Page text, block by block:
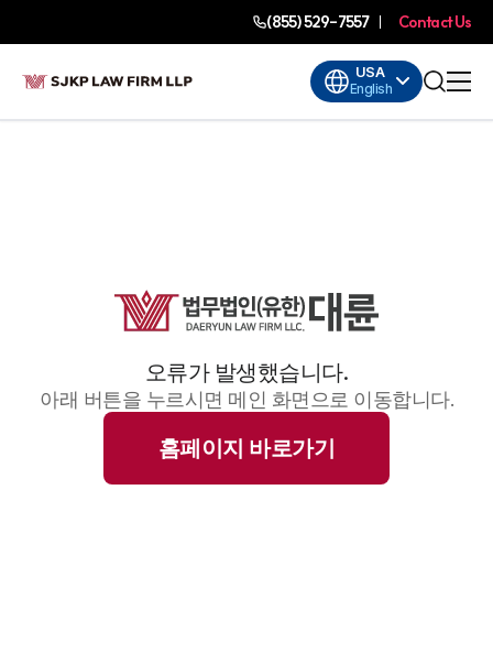
(855) 529-7557 Contact Us
USA
English
오류가 발생했습니다.
아래 버튼을 누르시면 메인 화면으로 이동합니다.
홈페이지 바로가기